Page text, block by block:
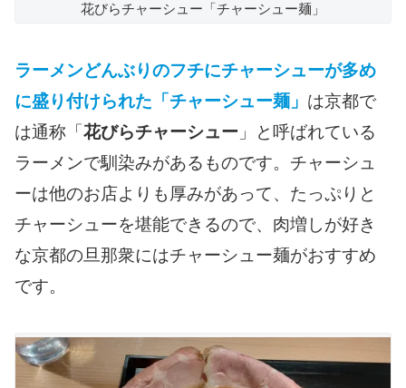
花びらチャーシュー「チャーシュー麺」
ラーメンどんぶりのフチにチャーシューが多め
に盛り付けられた「チャーシュー麺」 は京都で
は通称「花びらチャーシュー 」と呼ばれている
ラーメンで馴染みがあるものです。チャーシュ
ーは他のお店よりも厚みがあって、たっぷりと
チャーシューを堪能できるので、肉増しが好き
な京都の旦那衆にはチャーシュー麺がおすすめ
です。